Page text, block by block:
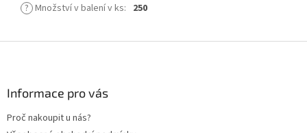
? Množství v balení v ks: 250
Informace pro vás
Proč nakoupit u nás?